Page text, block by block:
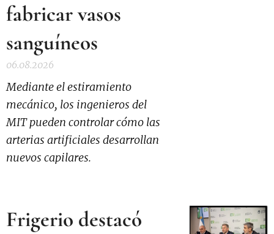
fabricar vasos
sanguíneos
06.08.2026
Mediante el estiramiento
mecánico, los ingenieros del
MIT pueden controlar cómo las
arterias artificiales desarrollan
nuevos capilares.
Frigerio destacó